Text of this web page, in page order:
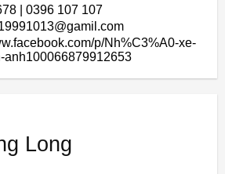
| 0396 107 107
p/Nh%C3%A0-xe-
anh100066879912653
Long